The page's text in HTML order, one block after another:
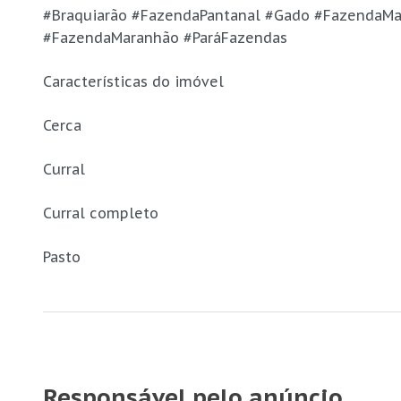
#Braquiarão #FazendaPantanal #Gado
#FazendaMaranhão #ParáFazendas
Características do imóvel
Cerca
Curral
Curral completo
Pasto